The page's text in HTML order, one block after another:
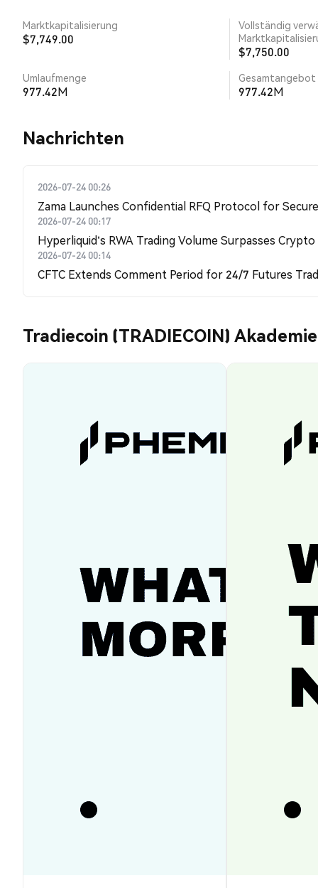
Marktkapitalisierung
$7,749.00
Vollständig
$7,750.00
Umlaufmenge
977.42M
Gesamtangebot
977.42M
Nachrichten
2026-07-24 00:26
Zama Launches Confidential RFQ Protocol for
2026-07-24 00:17
Hyperliquid's RWA Trading Volume Surpasses
2026-07-24 00:14
CFTC Extends Comment Period for 24/7 Futures
Tradiecoin (TRADIECOIN) Akademie